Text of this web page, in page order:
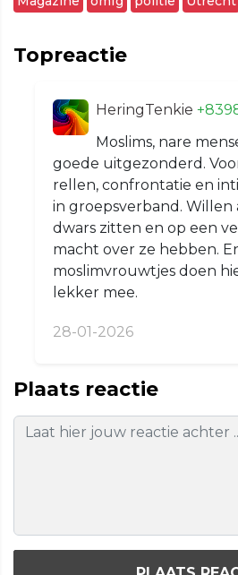
Topreactie
HeringTenkie
Moslims, nare
goede uitgezonderd.
rellen, confrontatie en
in groepsverband. Willen
dwars zitten en op een
macht over ze hebben.
moslimvrouwtjes doen
lekker mee.
28-01-2026
Plaats reactie